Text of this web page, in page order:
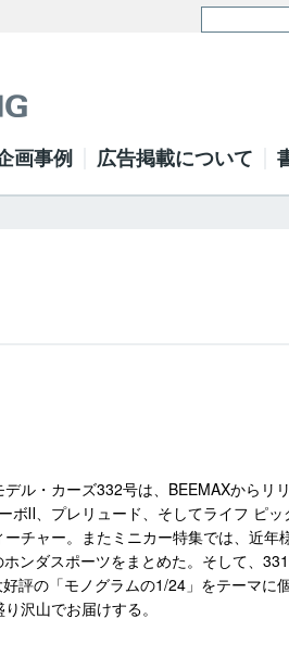
画事例 広告掲載について
ル・カーズ332号は、BEEMAXからリ
ボⅡ、プレリュード、そしてライフ ピ
チャー。またミニカー特集では、近年
ンダスポーツをまとめた。そして、
評の「モノグラムの1/24」をテーマに
沢山でお届けする。